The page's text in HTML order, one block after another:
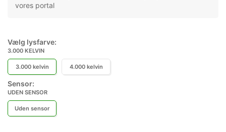
vores portal
Vælg lysfarve:
3.000 KELVIN
3.000 kelvin 4.000 kelvin
Sensor:
UDEN SENSOR
Uden sensor